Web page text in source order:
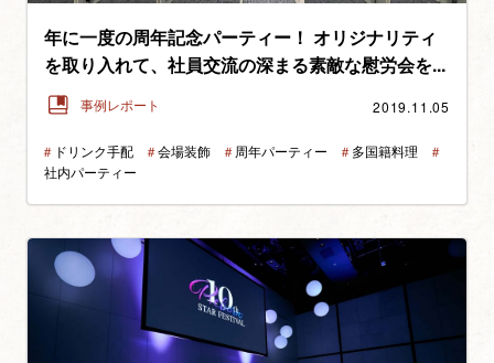
年に一度の周年記念パーティー！ オリジナリティ
を取り入れて、社員交流の深まる素敵な慰労会を...
事例レポート 2019.11.05
＃ ドリンク手配 ＃会場装飾 ＃周年パーティー ＃多国籍料理
＃
社内パーティー